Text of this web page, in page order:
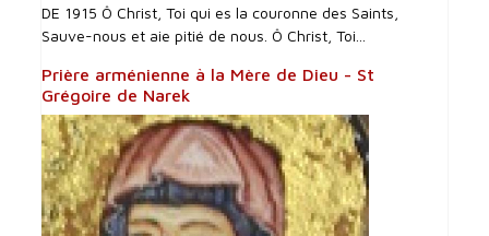
DE 1915 Ô Christ, Toi qui es la couronne des Saints,
Sauve-nous et aie pitié de nous. Ô Christ, Toi...
Prière arménienne à la Mère de Dieu - St
Grégoire de Narek